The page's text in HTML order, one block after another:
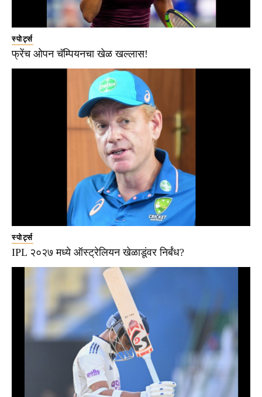
स्पोर्ट्स
फ्रेंच ओपन चॅम्पियनचा खेळ खल्लास!
स्पोर्ट्स
IPL २०२७ मध्ये ऑस्ट्रेलियन खेळाडूंवर निर्बंध?